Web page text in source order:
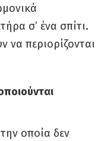
σ’ ένα σπίτι.
να περιορίζονται
οποία δεν